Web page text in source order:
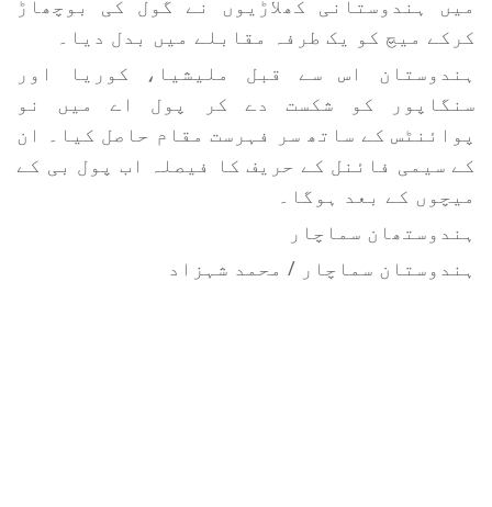
میں ہندوستانی کھلاڑیوں نے گول کی بوچھاڑ
کرکے میچ کو یک طرفہ مقابلے میں بدل دیا۔
ہندوستان اس سے قبل ملیشیا، کوریا اور
سنگاپور کو شکست دے کر پول اے میں نو
پوائنٹس کے ساتھ سر فہرست مقام حاصل کیا۔ ان
کے سیمی فائنل کے حریف کا فیصلہ اب پول بی کے
میچوں کے بعد ہوگا۔
ہندوستھان سماچار
ہندوستان سماچار / محمد شہزاد